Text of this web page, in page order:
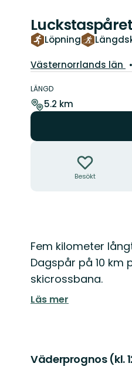
Luckstaspåret
Löpning
Län:
Västernorrlands län
om
leden
LÄNGD
5.2 km
Besökt
Beskrivning
Fem kilometer
Dagspår på 10 km
skicrossbana.
Läs mer
Väderprognos (kl.